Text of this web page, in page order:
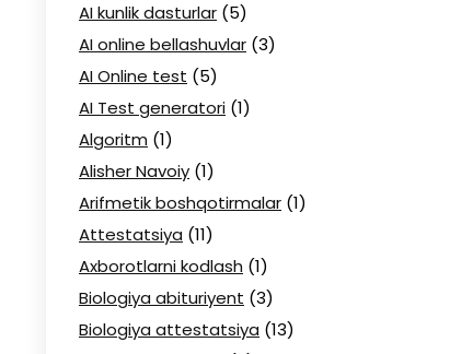
AI kunlik dasturlar (5)
AI online bellashuvlar (3)
AI Online test (5)
AI Test generatori (1)
Algoritm (1)
Alisher Navoiy (1)
Arifmetik boshqotirmalar (1)
Attestatsiya (11)
Axborotlarni kodlash (1)
Biologiya abituriyent (3)
Biologiya attestatsiya (13)